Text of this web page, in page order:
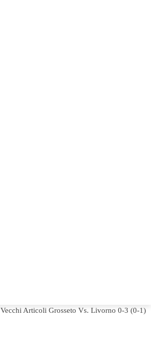
Vecchi Articoli Grosseto Vs. Livorno 0-3 (0-1)